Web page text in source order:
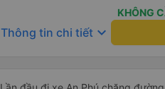
KHÔNG
Thông tin chi tiết keyboard_arrow_down